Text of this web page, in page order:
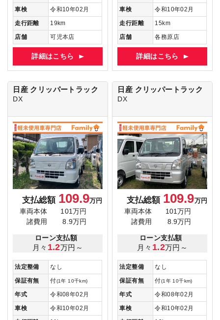
車検
令和10年02月
走行距離
19km
店舗
可児本店
詳細はこちら
車検
令和10年02月
走行距離
15km
店舗
各務原店
詳細はこちら
日産 クリッパートラック
DX
支払総額 109.9万円
車両本体
101万円
諸費用
8.9万円
ローン支払額
月々 1.2万円～
法定整備
なし
保証有無
付(1年 10千km)
年式
令和08年02月
車検
令和10年02月
日産 クリッパートラック
DX
支払総額 109.9万円
車両本体
101万円
諸費用
8.9万円
ローン支払額
月々 1.2万円～
法定整備
なし
保証有無
付(1年 10千km)
年式
令和08年02月
車検
令和10年02月